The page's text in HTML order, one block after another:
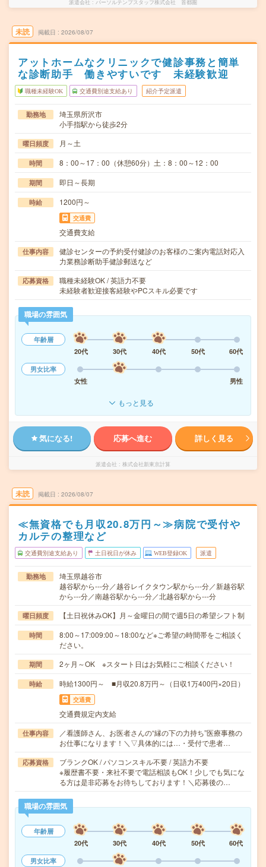
派遣会社 パーソルテンプスタッフ株式会社 首都圏
未読 掲載日 2026/08/07
アットホームなクリニックで健診事務と簡単
な診断助手 働きやすいです 未経験歓迎
職種未経験OK 交通費別途支給あり 紹介予定派遣
勤務地
埼玉県所沢市
小手指駅から徒歩2分
曜日頻度 月～土
時間 8：00～17：00（休憩60分）土：8：00～12：00
期間 即日～長期
時給 1200円～
交通費
交通費支給
仕事内容
健診センターの予約受付健診のお客様のご案内電話対応入
力業務診断助手健診郵送など
応募資格
職種未経験OK / 英語力不要
未経験者歓迎接客経験やPCスキル必要です
職場の雰囲気
年齢層
20代
30代 40代 50代
60代
男女比率
女性
男性
もっと見る
気になる! 応募へ進む 詳しく見る
派遣会社 株式会社新東京計算
未読 掲載日 2026/08/07
≪無資格でも月収20.8万円～≫病院で受付や
カルテの整理など
交通費別途支給あり 土日祝日が休み WEB登録OK 派遣
勤務地
埼玉県越谷市
越谷駅から---分／越谷レイクタウン駅から---分／新越谷駅
から---分／南越谷駅から---分／北越谷駅から---分
曜日頻度 【土日祝休みOK】月～金曜日の間で週5日の希望シフト制
時間
8:00～17:009:00～18:00など※ご希望の時間帯をご相談く
ださい。
期間 2ヶ月～OK ※スタート日はお気軽にご相談ください！
時給 時給1300円～ ■月収20.8万円～（日収1万400円×20日）
交通費
交通費規定内支給
仕事内容
／看護師さん、お医者さんの“縁の下の力持ち”医療事務の
お仕事になります！＼▽具体的には…・受付で患者…
応募資格
ブランクOK / パソコンスキル不要 / 英語力不要
※履歴書不要・来社不要で電話相談もOK！少しでも気にな
る方は是非応募をお待ちしております！＼応募後の…
職場の雰囲気
年齢層
20代
30代 40代 50代
60代
男女比率